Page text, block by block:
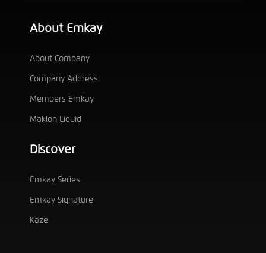
About Emkay
About Company
Company Address
Members Emkay
Maklon Liquid
Discover
Emkay Series
Emkay Signature
Kaze